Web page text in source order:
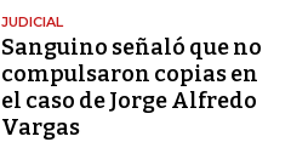
JUDICIAL
Sanguino señaló que no
compulsaron copias en
el caso de Jorge Alfredo
Vargas